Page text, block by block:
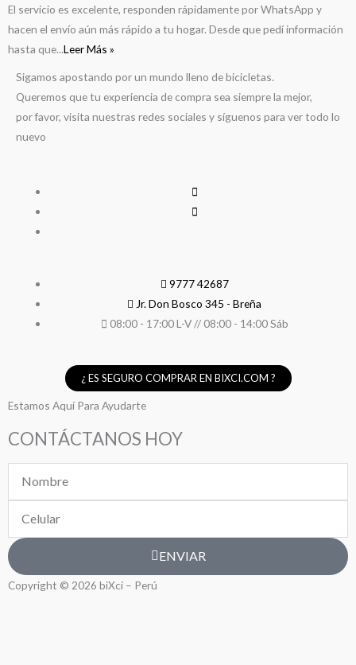
El servicio es excelente, responden rápidamente por WhatsApp y
hacen el envío aún más rápido a tu hogar. Desde que pedí información
hasta que...Leer Más »
Sigamos apostando por un mundo lleno de bicicletas.
Queremos que tu experiencia de compra sea siempre la mejor,
por favor, visita nuestras redes sociales y síguenos para ver todo lo
nuevo
9777 42687
Jr. Don Bosco 345 - Breña
08:00 - 17:00 L-V // 08:00 - 14:00 Sáb
¿ ES SEGURO COMPRAR EN BIXCI.COM ?
Estamos Aquí Para Ayudarte
CONTÁCTANOS HOY
ENVIAR
Copyright © 2026 biXci – Perú